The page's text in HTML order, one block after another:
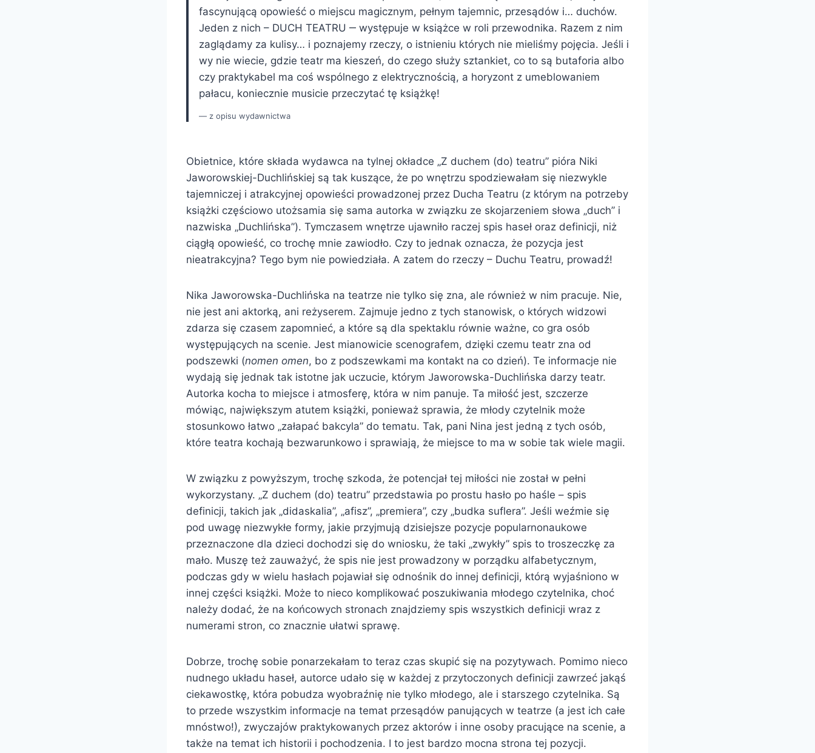
fascynującą opowieść o miejscu magicznym, pełnym tajemnic, przesądów i… duchów.
Jeden z nich – DUCH TEATRU ‒ występuje w książce w roli przewodnika. Razem z nim
zaglądamy za kulisy… i poznajemy rzeczy, o istnieniu których nie mieliśmy pojęcia. Jeśli i
wy nie wiecie, gdzie teatr ma kieszeń, do czego służy sztankiet, co to są butaforia albo
czy praktykabel ma coś wspólnego z elektrycznością, a horyzont z umeblowaniem
pałacu, koniecznie musicie przeczytać tę książkę!
z opisu wydawnictwa
Obietnice, które składa wydawca na tylnej okładce „Z duchem (do) teatru” pióra Niki
Jaworowskiej-Duchlińskiej są tak kuszące, że po wnętrzu spodziewałam się niezwykle
tajemniczej i atrakcyjnej opowieści prowadzonej przez Ducha Teatru (z którym na potrzeby
książki częściowo utożsamia się sama autorka w związku ze skojarzeniem słowa „duch” i
nazwiska „Duchlińska”). Tymczasem wnętrze ujawniło raczej spis haseł oraz definicji, niż
ciągłą opowieść, co trochę mnie zawiodło. Czy to jednak oznacza, że pozycja jest
nieatrakcyjna? Tego bym nie powiedziała. A zatem do rzeczy – Duchu Teatru, prowadź!
Nika Jaworowska-Duchlińska na teatrze nie tylko się zna, ale również w nim pracuje. Nie,
nie jest ani aktorką, ani reżyserem. Zajmuje jedno z tych stanowisk, o których widzowi
zdarza się czasem zapomnieć, a które są dla spektaklu równie ważne, co gra osób
występujących na scenie. Jest mianowicie scenografem, dzięki czemu teatr zna od
podszewki (nomen omen, bo z podszewkami ma kontakt na co dzień). Te informacje nie
wydają się jednak tak istotne jak uczucie, którym Jaworowska-Duchlińska darzy teatr.
Autorka kocha to miejsce i atmosferę, która w nim panuje. Ta miłość jest, szczerze
mówiąc, największym atutem książki, ponieważ sprawia, że młody czytelnik może
stosunkowo łatwo „załapać bakcyla” do tematu. Tak, pani Nina jest jedną z tych osób,
które teatra kochają bezwarunkowo i sprawiają, że miejsce to ma w sobie tak wiele magii.
W związku z powyższym, trochę szkoda, że potencjał tej miłości nie został w pełni
wykorzystany. „Z duchem (do) teatru” przedstawia po prostu hasło po haśle – spis
definicji, takich jak „didaskalia”, „afisz”, „premiera”, czy „budka suflera”. Jeśli weźmie się
pod uwagę niezwykłe formy, jakie przyjmują dzisiejsze pozycje popularnonaukowe
przeznaczone dla dzieci dochodzi się do wniosku, że taki „zwykły” spis to troszeczkę za
mało. Muszę też zauważyć, że spis nie jest prowadzony w porządku alfabetycznym,
podczas gdy w wielu hasłach pojawiał się odnośnik do innej definicji, którą wyjaśniono w
innej części książki. Może to nieco komplikować poszukiwania młodego czytelnika, choć
należy dodać, że na końcowych stronach znajdziemy spis wszystkich definicji wraz z
numerami stron, co znacznie ułatwi sprawę.
Dobrze, trochę sobie ponarzekałam to teraz czas skupić się na pozytywach. Pomimo nieco
nudnego układu haseł, autorce udało się w każdej z przytoczonych definicji zawrzeć jakąś
ciekawostkę, która pobudza wyobraźnię nie tylko młodego, ale i starszego czytelnika. Są
to przede wszystkim informacje na temat przesądów panujących w teatrze (a jest ich całe
mnóstwo!), zwyczajów praktykowanych przez aktorów i inne osoby pracujące na scenie, a
także na temat ich historii i pochodzenia. I to jest bardzo mocna strona tej pozycji.